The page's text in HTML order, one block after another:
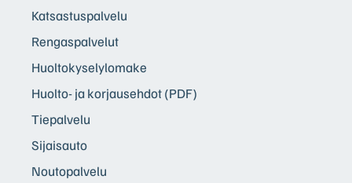
Katsastuspalvelu
Rengaspalvelut
Huoltokyselylomake
Huolto- ja korjausehdot (PDF)
Tiepalvelu
Sijaisauto
Noutopalvelu